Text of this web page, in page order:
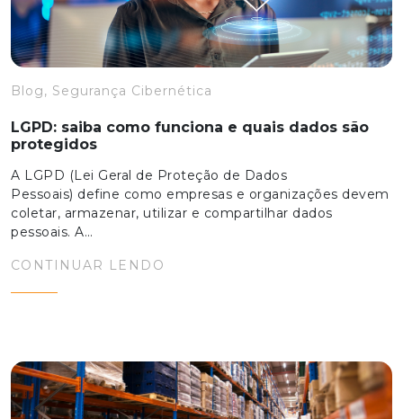
Blog, Segurança Cibernética
LGPD: saiba como funciona e quais dados são
protegidos
A LGPD (Lei Geral de Proteção de Dados
Pessoais) define como empresas e organizações devem
coletar, armazenar, utilizar e compartilhar dados
pessoais. A…
CONTINUAR LENDO